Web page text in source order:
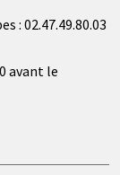
: 02.47.49.80.03
avant le